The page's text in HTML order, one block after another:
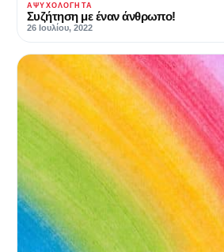
ΑΨΥΧΟΛΌΓΗΤΑ
Συζήτηση με έναν άνθρωπο!
26 Ιουλίου, 2022